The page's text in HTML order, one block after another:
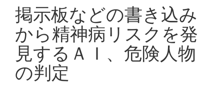
掲示板などの書き込み
から精神病リスクを発
見するＡＩ、危険人物
の判定